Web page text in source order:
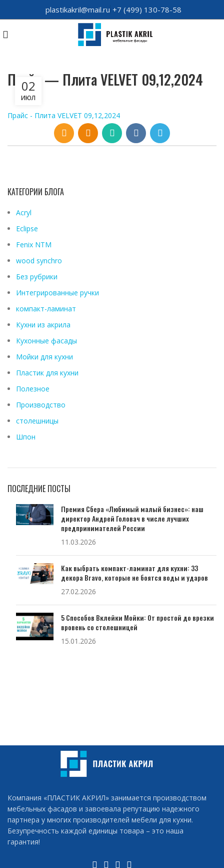
plastikakril@mail.ru +7 (499) 130-78-58
Прайс — Плита VELVET 09,12,2024
02
ИЮЛ
Прайс - Плита VELVET 09,12,2024
КАТЕГОРИИ БЛОГА
Acryl
Eclipse
Fenix ​​NTM
wood synchro
Без рубрики
Интегрированные ручки
компакт-ламинат
Кухни из акрила
Кухонные фасады
Мойки для кухни
Пластик для кухни
Полезное
Производство
столешницы
Шпон
ПОСЛЕДНИЕ ПОСТЫ
Премия Сбера «Любимый малый бизнес»: наш
директор Андрей Головач в числе лучших
предпринимателей России
11.03.2026
Как выбрать компакт-ламинат для кухни: 33
декора Bravo, которые не боятся воды и ударов
27.02.2026
5 Способов Вклейки Мойки: От простой до врезки
вровень со столешницей
15.01.2026
Компания «ПЛАСТИК АКРИЛ» занимается производством
мебельных фасадов и завоевала репутацию надежного
партнера у многих производителей мебели для кухни.
Безупречность каждой единицы товара – это наша
гарантия!